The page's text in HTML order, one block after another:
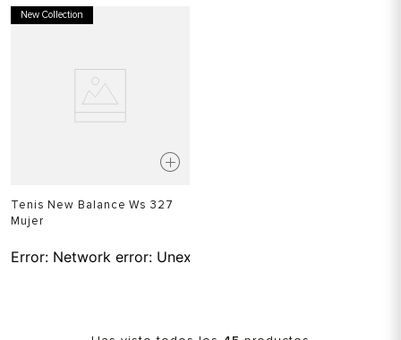
New Collection
Tenis New Balance Ws 327
Mujer
Error: Network error: Unexpected token T in JSON at